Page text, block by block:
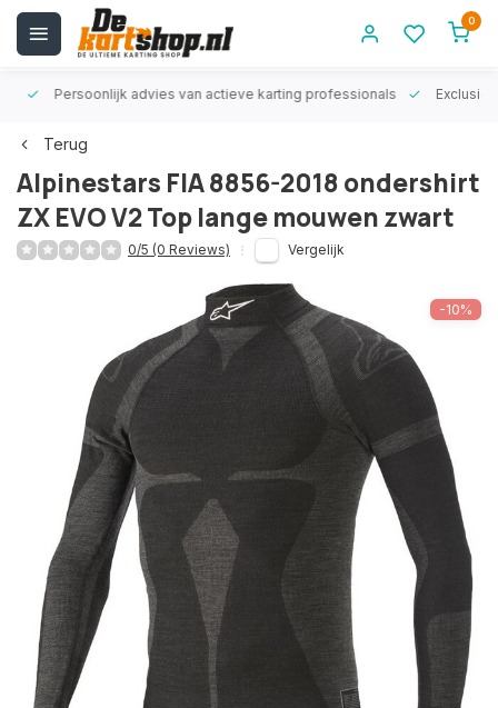
0
Persoonlijk advies van actieve karting professionals
Terug
Alpinestars FIA 8856-2018 ondershirt
ZX EVO V2 Top lange mouwen zwart
0/5 (0 Reviews) Vergelijk
-10%